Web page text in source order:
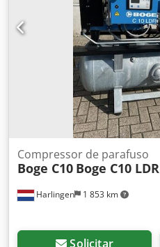
Harlingen 1 853 km
Compressor de parafuso
Boge C10 Boge C10 LDR
Solicitar